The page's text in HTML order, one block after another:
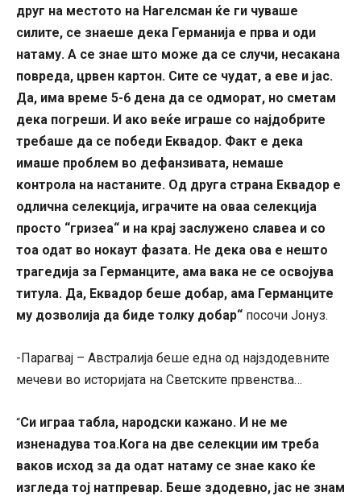
друг на местото на Нагелсман ќе ги чуваше
силите, се знаеше дека Германија е прва и оди
натаму. А се знае што може да се случи, несакана
повреда, црвен картон. Сите се чудат, а еве и јас.
Да, има време 5-6 дена да се одморат, но сметам
дека погреши. И ако веќе играше со најдобрите
требаше да се победи Еквадор. Факт е дека
имаше проблем во дефанзивата, немаше
контрола на настаните. Од друга страна Еквадор е
одлична селекција, играчите на оваа селекција
просто “гризеа“ и на крај заслужено славеа и со
тоа одат во нокаут фазата. Не дека ова е нешто
трагедија за Германците, ама вака не се освојува
титула. Да, Еквадор беше добар, ама Германците
му дозволија да биде толку добар“ посочи Јонуз.
-Парагвај – Австралија беше една од најздодевните
мечеви во историјата на Светските првенства…
“Си играа табла, народски кажано. И не ме
изненадува тоа.Кога на две селекции им треба
ваков исход за да одат натаму се знае како ќе
изгледа тој натпревар. Беше здодевно, јас не знам